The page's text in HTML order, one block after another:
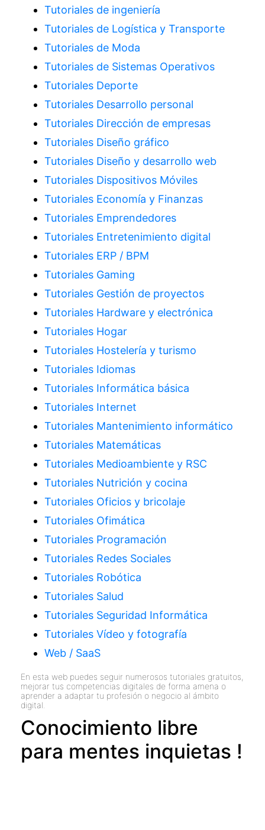
Tutoriales de ingeniería
Tutoriales de Logística y Transporte
Tutoriales de Moda
Tutoriales de Sistemas Operativos
Tutoriales Deporte
Tutoriales Desarrollo personal
Tutoriales Dirección de empresas
Tutoriales Diseño gráfico
Tutoriales Diseño y desarrollo web
Tutoriales Dispositivos Móviles
Tutoriales Economía y Finanzas
Tutoriales Emprendedores
Tutoriales Entretenimiento digital
Tutoriales ERP / BPM
Tutoriales Gaming
Tutoriales Gestión de proyectos
Tutoriales Hardware y electrónica
Tutoriales Hogar
Tutoriales Hostelería y turismo
Tutoriales Idiomas
Tutoriales Informática básica
Tutoriales Internet
Tutoriales Mantenimiento informático
Tutoriales Matemáticas
Tutoriales Medioambiente y RSC
Tutoriales Nutrición y cocina
Tutoriales Oficios y bricolaje
Tutoriales Ofimática
Tutoriales Programación
Tutoriales Redes Sociales
Tutoriales Robótica
Tutoriales Salud
Tutoriales Seguridad Informática
Tutoriales Vídeo y fotografía
Web / SaaS
En esta web puedes seguir numerosos tutoriales gratuitos,
mejorar tus competencias digitales de forma amena o
aprender a adaptar tu profesión o negocio al ámbito
digital.
Conocimiento libre
para mentes inquietas !